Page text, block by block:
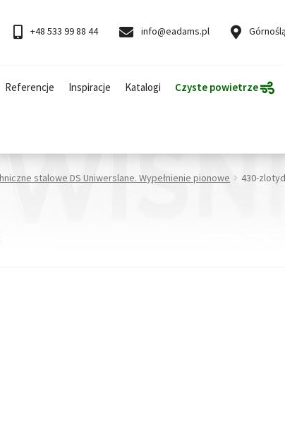
+48 533 99 88 44 info@eadams.pl
Referencje Inspiracje Katalogi Czyste powietrze
stalowe DS Uniwerslane. Wypełnienie pionowe 430-